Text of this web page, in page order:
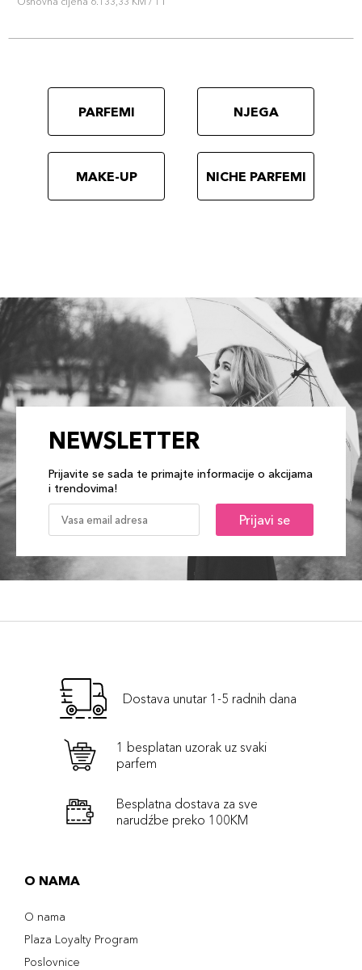
PARFEMI NJEGA
MAKE-UP NICHE PARFEMI
NEWSLETTER
Prijavite se sada te primajte informacije o akcijama
i trendovima!
Prijavi se
Dostava unutar 1-5 radnih dana
1 besplatan uzorak uz svaki
parfem
Besplatna dostava za sve
narudźbe preko 100KM
O NAMA
O nama
Plaza Loyalty Program
Poslovnice